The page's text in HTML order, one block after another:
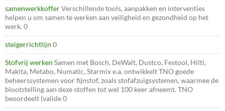
samenwerkkofferVerschillende tools, aanpakken en interventies
helpen u om samen te werken aan veiligheid en gezondheid op het
werk. 0
steigerrichtlijn 0
Stofvrij werken Samen met Bosch, DeWalt, Dustco, Festool, Hilti,
Makita, Metabo, Numatic, Starmix e.a. ontwikkelt TNO goede
beheerssystemen voor fijnstof, zoals stofafzuigsystemen, waarmee de
blootstelling aan deze stoffen tot wel 100 keer afneemt. TNO
beoordeelt (valide 0